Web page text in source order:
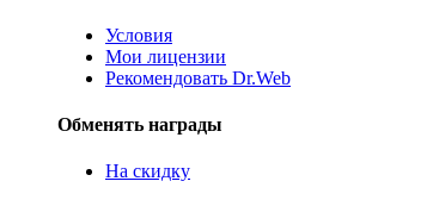
Условия
Мои лицензии
Рекомендовать Dr.Web
Обменять награды
На скидку